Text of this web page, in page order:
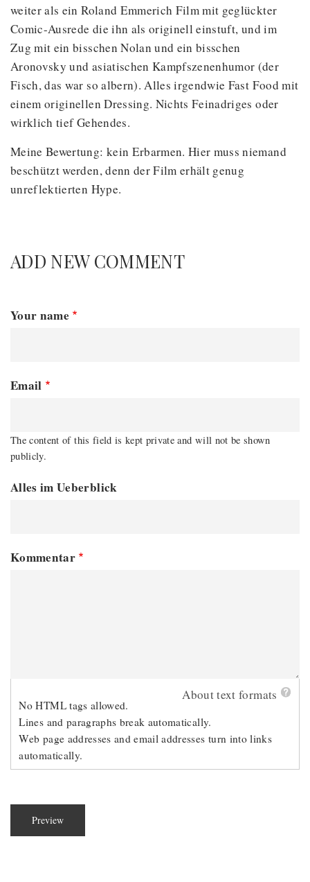
weiter als ein Roland Emmerich Film mit geglückter
Comic-Ausrede die ihn als originell einstuft, und im
Zug mit ein bisschen Nolan und ein bisschen
Aronovsky und asiatischen Kampfszenenhumor (der
Fisch, das war so albern). Alles irgendwie Fast Food mit
einem originellen Dressing. Nichts Feinadriges oder
wirklich tief Gehendes.
Meine Bewertung: kein Erbarmen. Hier muss niemand
beschützt werden, denn der Film erhält genug
unreflektierten Hype.
ADD NEW COMMENT
Your name
Email
The content of this field is kept private and will not be shown
publicly.
Alles im Ueberblick
Kommentar
About text formats
No HTML tags allowed.
Lines and paragraphs break automatically.
Web page addresses and email addresses turn into links
automatically.